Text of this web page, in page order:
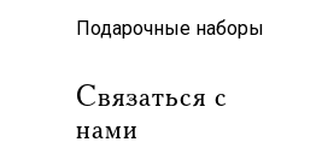
Подарочные наборы
Связаться с
нами